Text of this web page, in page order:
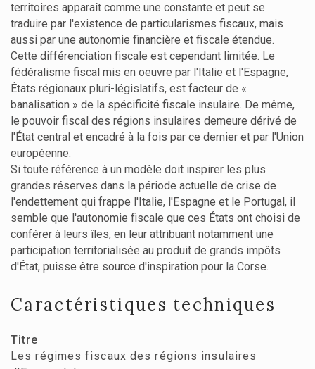
territoires apparaît comme une constante et peut se
traduire par l'existence de particularismes fiscaux, mais
aussi par une autonomie financière et fiscale étendue.
Cette différenciation fiscale est cependant limitée. Le
fédéralisme fiscal mis en oeuvre par l'Italie et l'Espagne,
États régionaux pluri-législatifs, est facteur de «
banalisation » de la spécificité fiscale insulaire. De même,
le pouvoir fiscal des régions insulaires demeure dérivé de
l'État central et encadré à la fois par ce dernier et par l'Union
européenne.
Si toute référence à un modèle doit inspirer les plus
grandes réserves dans la période actuelle de crise de
l'endettement qui frappe l'Italie, l'Espagne et le Portugal, il
semble que l'autonomie fiscale que ces États ont choisi de
conférer à leurs îles, en leur attribuant notamment une
participation territorialisée au produit de grands impôts
d'État, puisse être source d'inspiration pour la Corse.
Caractéristiques techniques
Titre
Les régimes fiscaux des régions insulaires